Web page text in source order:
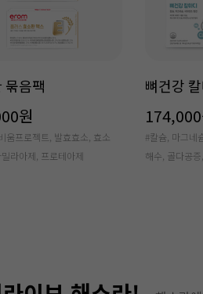
묶음팩
원
움프로젝트, 발효효소, 효소
라아제, 프로테아제
뼈건강
#칼슘, 마그네
해수, 골다공